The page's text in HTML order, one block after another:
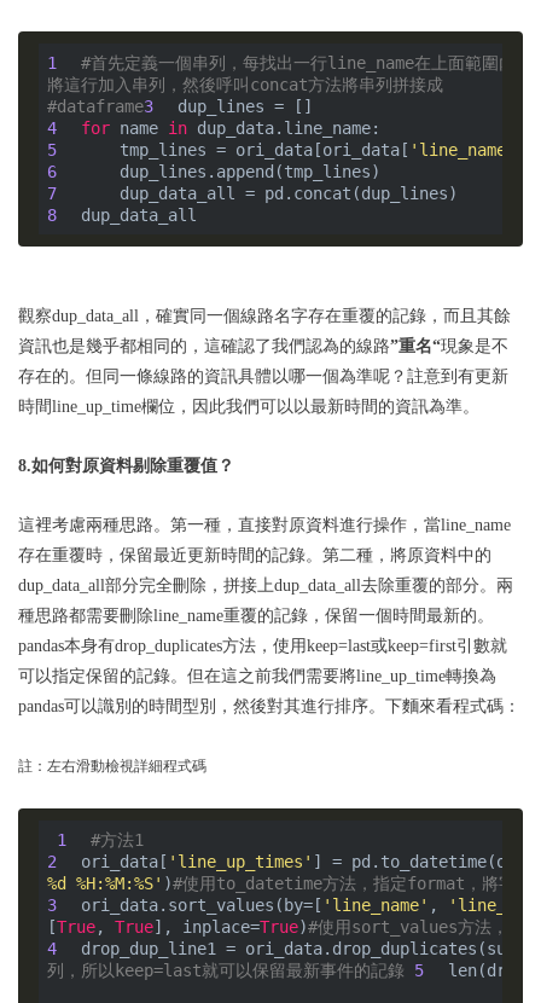
1
#首先定義一個串列，每找出一行line_name在上面範圍內的
將這行加入串列，然後呼叫concat方法將串列拼接成
#dataframe3
4
for name in
5
tmp_lines = ori_data[ori_data[ 'line_name'
6
7
8
觀察dup_data_all，確實同一個線路名字存在重覆的記錄，而且其餘
資訊也是幾乎都相同的，這確認了我們認為的線路”重名“現象是不
存在的。但同一條線路的資訊具體以哪一個為準呢？註意到有更新
時間line_up_time欄位，因此我們可以以最新時間的資訊為準。
8.如何對原資料剔除重覆值？
這裡考慮兩種思路。第一種，直接對原資料進行操作，當line_name
存在重覆時，保留最近更新時間的記錄。第二種，將原資料中的
dup_data_all部分完全刪除，拼接上dup_data_all去除重覆的部分。兩
種思路都需要刪除line_name重覆的記錄，保留一個時間最新的。
pandas本身有drop_duplicates方法，使用keep=last或keep=first引數就
可以指定保留的記錄。但在這之前我們需要將line_up_time轉換為
pandas可以識別的時間型別，然後對其進行排序。下麵來看程式碼：
註：左右滑動檢視詳細程式碼
1
#方法1
2
ori_data[ 'line_up_times' ] =
%d %H:%M:%S' )#使用to_datetime方法，指定format，將字串
3
ori_data.sort_values(by=[ 'line_name' ,
[True, True], inplace=True)#使用sort_values方法，對
4
drop_dup_line1 =
列，所以keep=last就可以保留最新事件的記錄 5